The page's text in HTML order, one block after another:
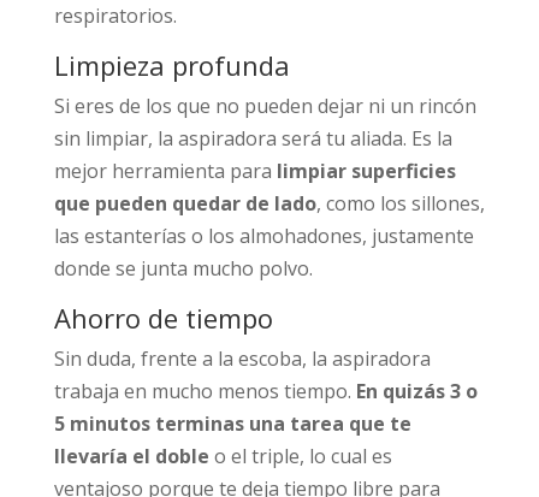
respiratorios.
Limpieza profunda
Si eres de los que no pueden dejar ni un rincón
sin limpiar, la aspiradora será tu aliada. Es la
mejor herramienta para limpiar superficies
que pueden quedar de lado, como los sillones,
las estanterías o los almohadones, justamente
donde se junta mucho polvo.
Ahorro de tiempo
Sin duda, frente a la escoba, la aspiradora
trabaja en mucho menos tiempo. En quizás 3 o
5 minutos terminas una tarea que te
llevaría el doble o el triple, lo cual es
ventajoso porque te deja tiempo libre para